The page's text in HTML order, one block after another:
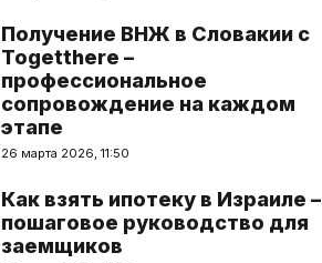
Получение ВНЖ в Словакии с
Togetthere –
профессиональное
сопровождение на каждом
этапе
26 марта 2026, 11:50
Как взять ипотеку в Израиле –
пошаговое руководство для
заемщиков